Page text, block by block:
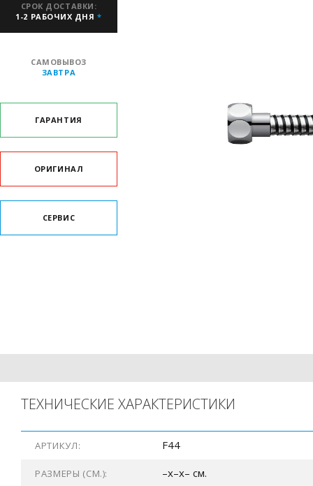
СРОК ДОСТАВКИ:
1-2 РАБОЧИХ ДНЯ*
САМОВЫВОЗ
ЗАВТРА
ГАРАНТИЯ
ОРИГИНАЛ
СЕРВИС
ТЕХНИЧЕСКИЕ ХАРАКТЕРИСТИКИ
АРТИКУЛ: F44
РАЗМЕРЫ (СМ.): –x–x– см.